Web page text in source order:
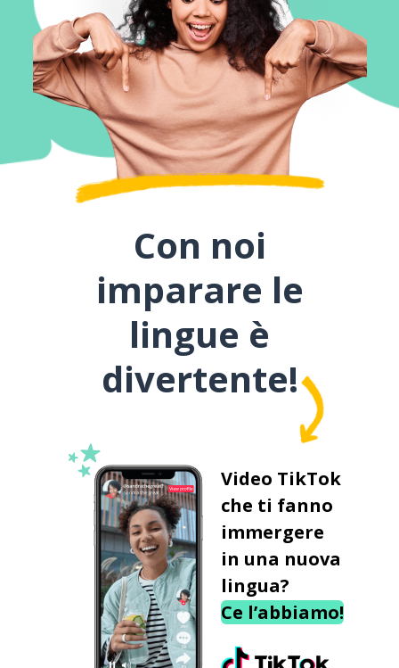
Con noi
imparare le
lingue è
divertente!
Video TikTok
che ti fanno
immergere
in una nuova
lingua?
Ce l’abbiamo!